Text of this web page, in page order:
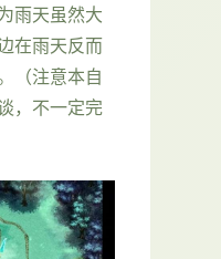
雨天虽然大
在雨天反而
（注意本自
，不一定完